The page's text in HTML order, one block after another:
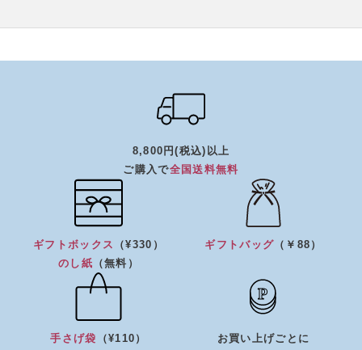
8,800円(税込)以上
ご購入で全国送料無料
ギフトボックス
（¥330）
のし紙 （無料）
ギフトバッグ （￥88）
手さげ袋
（¥110）
お買い上げごとに